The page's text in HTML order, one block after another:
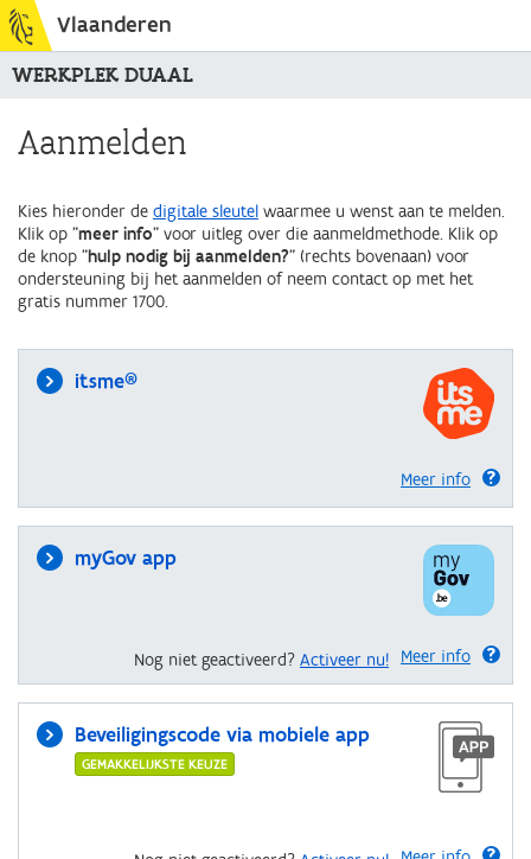
Vlaanderen
WERKPLEK DUAAL
Aanmelden
Kies hieronder de digitale sleutel waarmee u wenst aan te melden.
Klik op "meer info" voor uitleg over die aanmeldmethode. Klik op
de knop "hulp nodig bij aanmelden?" (rechts bovenaan) voor
ondersteuning bij het aanmelden of neem contact op met het
gratis nummer 1700.
itsme®
Meer info
myGov app
Meer info
Nog niet geactiveerd? Activeer nu!
Beveiligingscode via mobiele app
GEMAKKELIJKSTE KEUZE